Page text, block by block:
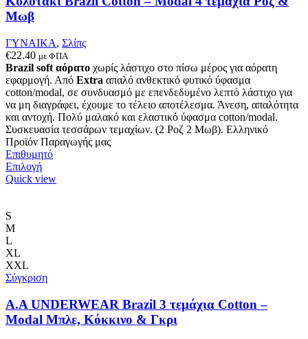
επιλεγούν
στη
σελίδα
του
προϊόντος
Μωβ
ΓΥΝΑΙΚΑ, Σλίπς
€22.40 με ΦΠΑ
Brazil soft αόρατο χωρίς λάστιχο στο πίσω μέρος για αόρατη
εφαρμογή. Από Extra απαλό ανθεκτικό φυτικό ύφασμα
cotton/modal, σε συνδυασμό με επενδεδυμένο λεπτό λάστιχο για
να μη διαγράφει, έχουμε το τέλειο αποτέλεσμα. Άνεση, απαλότητα
και αντοχή. Πολύ μαλακό και ελαστικό ύφασμα cotton/modal.
Συσκευασία τεσσάρων τεμαχίων. (2 Ροζ 2 Μωβ). Ελληνικό
Προϊόν Παραγωγής μας
Επιθυμητό
ΕπιλογήΑυτό
το
να
στη
σελίδα
του
Quick view
S
M
L
XL
XXL
Σύγκριση
A.A UNDERWEAR Brazil 3 τεμάχια Cotton –
Modal Μπλε, Κόκκινο & Γκρι